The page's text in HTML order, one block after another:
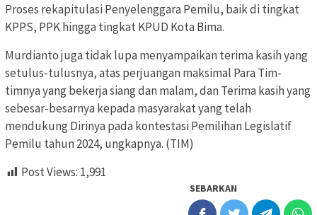
Proses rekapitulasi Penyelenggara Pemilu, baik di tingkat
KPPS, PPK hingga tingkat KPUD Kota Bima.
Murdianto juga tidak lupa menyampaikan terima kasih yang
setulus-tulusnya, atas perjuangan maksimal Para Tim-
timnya yang bekerja siang dan malam, dan Terima kasih yang
sebesar-besarnya kepada masyarakat yang telah
mendukung Dirinya pada kontestasi Pemilihan Legislatif
Pemilu tahun 2024, ungkapnya. (TIM)
Post Views: 1,991
SEBARKAN